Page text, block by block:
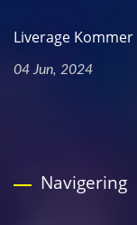
Liverage
04 Jun, 2024
Navigering